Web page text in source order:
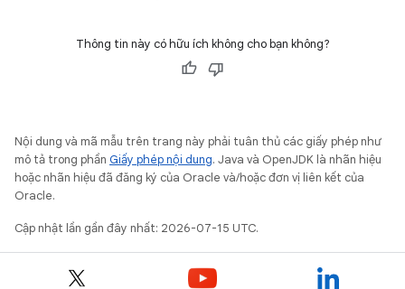
Thông tin này có hữu ích không cho bạn không?
Nội dung và mã mẫu trên trang này phải tuân thủ các giấy phép như
mô tả trong phần Giấy phép nội dung. Java và OpenJDK là nhãn hiệu
hoặc nhãn hiệu đã đăng ký của Oracle và/hoặc đơn vị liên kết của
Oracle.
Cập nhật lần gần đây nhất: 2026-07-15 UTC.